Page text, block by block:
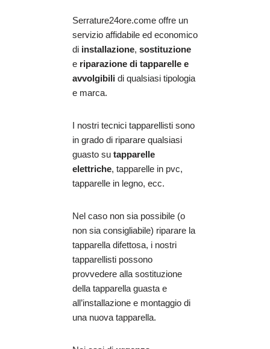
Serrature24ore.come offre un
servizio affidabile ed economico
di installazione, sostituzione
e riparazione di tapparelle e
avvolgibili di qualsiasi tipologia
e marca.
I nostri tecnici tapparellisti sono
in grado di riparare qualsiasi
guasto su tapparelle
elettriche, tapparelle in pvc,
tapparelle in legno, ecc.
Nel caso non sia possibile (o
non sia consigliabile) riparare la
tapparella difettosa, i nostri
tapparellisti possono
provvedere alla sostituzione
della tapparella guasta e
all’installazione e montaggio di
una nuova tapparella.